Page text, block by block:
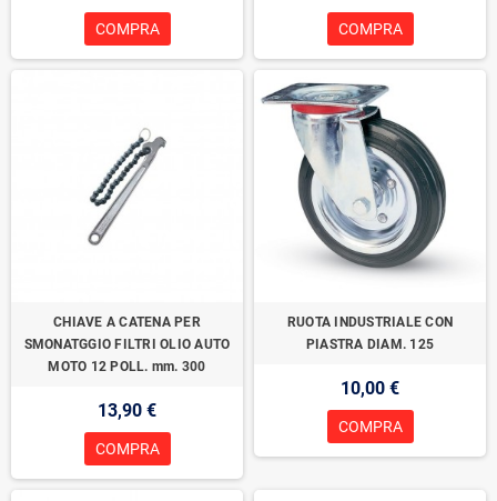
COMPRA COMPRA
CHIAVE A CATENA PER
SMONATGGIO FILTRI OLIO AUTO
MOTO 12 POLL. mm. 300
13,90 €
COMPRA
RUOTA INDUSTRIALE CON
PIASTRA DIAM. 125
10,00 €
COMPRA